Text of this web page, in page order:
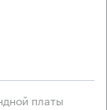
платы